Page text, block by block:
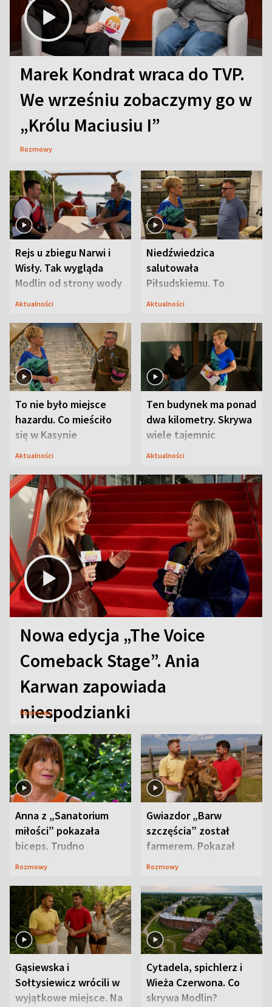
Marek Kondrat wraca do TVP.
We wrześniu zobaczymy go w
„Królu Maciusiu I”
Rozmowy
Rejs u zbiegu Narwi i
Wisły. Tak wygląda
Modlin od strony wody
Aktualności
Niedźwiedzica
salutowała
Piłsudskiemu. To
niejedyna tajemnica
Aktualności
To nie było miejsce
hazardu. Co mieściło
się w Kasynie
Oficerskim?
Aktualności
Ten budynek ma ponad
dwa kilometry. Skrywa
wiele tajemnic
Aktualności
Nowa edycja „The Voice
Comeback Stage”. Ania
Karwan zapowiada
niespodzianki
Rozmowy
Anna z „Sanatorium
miłości” pokazała
biceps. Trudno
uwierzyć, co przeszła
Rozmowy
Gwiazdor „Barw
szczęścia” został
farmerem. Pokazał
swoje niezwykłe
Rozmowy
Gąsiewska i
Sołtysiewicz wrócili w
wyjątkowe miejsce. Na
Cytadela, spichlerz i
Wieża Czerwona. Co
skrywa Modlin?